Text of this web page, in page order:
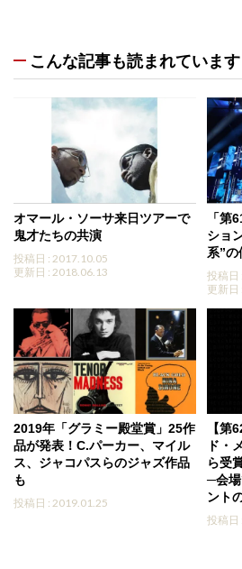
こんな記事も読まれています
オマール・ソーサ来日ツアーで
鬼才たちの共演
投稿日 : 2017.10.05
更新日 : 2018.06.13
「第
ショ
系”の
投稿日
更新
2019年「グラミー殿堂賞」25作
品が発表！C.パーカー、マイル
ス、ジャコパスらのジャズ作品
も
投稿日 : 2019.01.25
【第
ド・
ら受
─会
ント
投稿日